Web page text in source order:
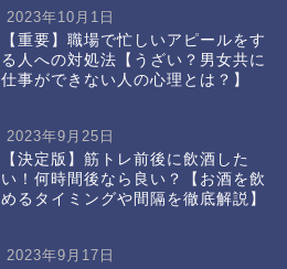
2023年10月1日
【重要】職場で忙しいアピールをす
る人への対処法【うざい？男女共に
仕事ができない人の心理とは？】
2023年9月25日
【決定版】筋トレ前後に飲酒した
い！何時間後なら良い？【お酒を飲
めるタイミングや間隔を徹底解説】
2023年9月17日